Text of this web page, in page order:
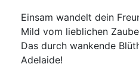
Einsam wandelt dein
Mild vom lieblichen
Das durch wankende
Adelaide!